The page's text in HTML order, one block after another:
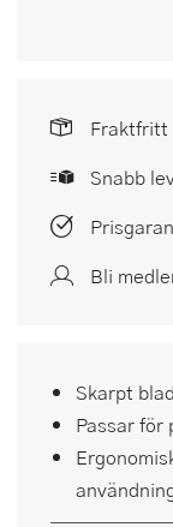
Fraktfritt
Snabb
Bli
Skarpt
Passar